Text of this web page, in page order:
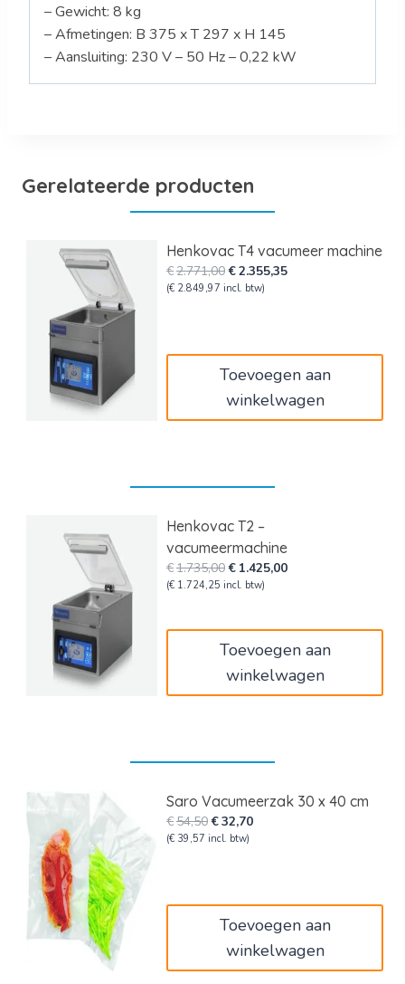
– Gewicht: 8 kg
– Afmetingen: B 375 x T 297 x H 145
– Aansluiting: 230 V – 50 Hz – 0,22 kW
Gerelateerde producten
Henkovac T4 vacumeer machine
€2.771,00Oorspronkelijke
prijs
€2.355,35Huidige
(€ 2.849,97 incl. btw)
Toevoegen aan
winkelwagen
Henkovac T2 –
vacumeermachine
€1.735,00Oorspronkelijke
prijs
€ 1.425,00Huidige
(€ 1.724,25 incl. btw)
Toevoegen aan
winkelwagen
Saro Vacumeerzak 30 x 40 cm
€54,50Oorspronkelijke
prijs
€32,70Huidige
(€ 39,57 incl. btw)
Toevoegen aan
winkelwagen